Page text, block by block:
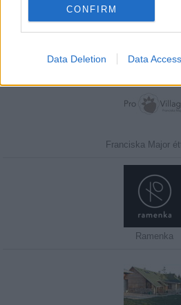
CONFIRM
Data Deletion Data Access
Franciska Major
Ramenka